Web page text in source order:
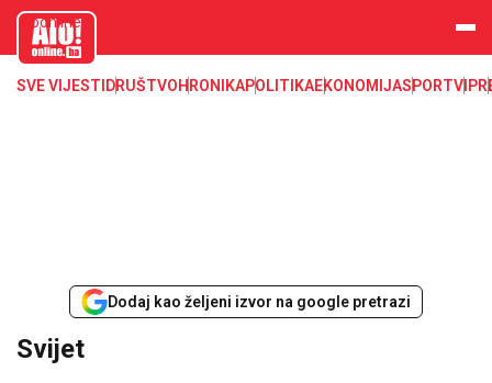
aloonline.b
SVE VIJESTI DRUŠTVOHRONIKAPOLITIKAEKONOMIJASPORTVIP
Dodaj kao željeni izvor na google pretrazi
Svijet